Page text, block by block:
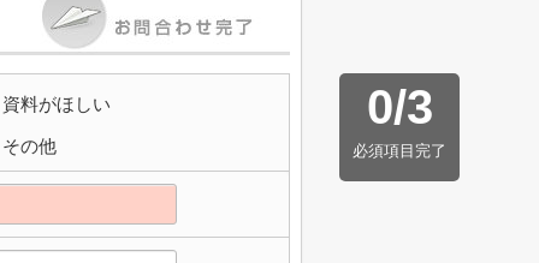
0/3
必須項目完了
資料がほしい
その他